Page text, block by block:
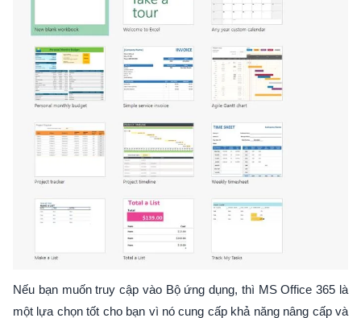
Nếu bạn muốn truy cập vào Bộ ứng dụng, thì MS Office 365 là
một lựa chọn tốt cho bạn vì nó cung cấp khả năng nâng cấp và